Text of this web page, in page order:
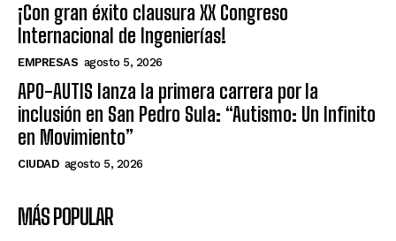
¡Con gran éxito clausura XX Congreso
Internacional de Ingenierías!
EMPRESAS agosto 5, 2026
APO-AUTIS lanza la primera carrera por la
inclusión en San Pedro Sula: “Autismo: Un Infinito
en Movimiento”
CIUDAD agosto 5, 2026
MÁS POPULAR